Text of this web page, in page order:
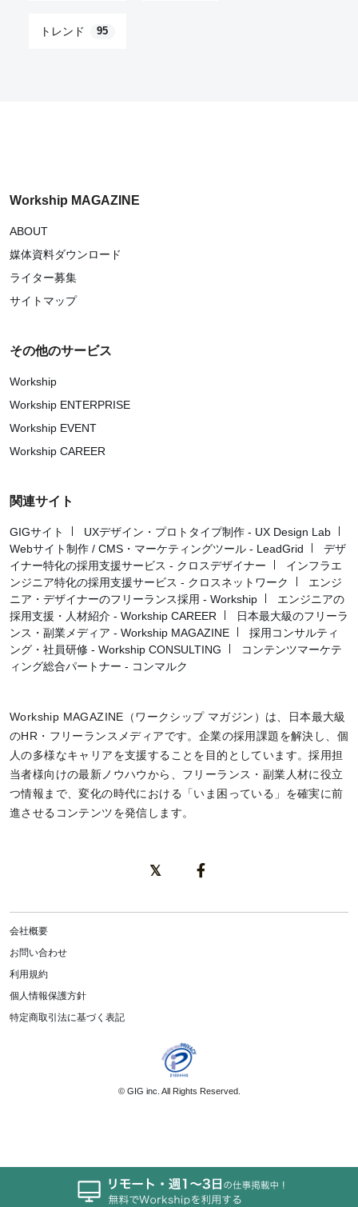
トレンド 95
Workship MAGAZINE
ABOUT
媒体資料ダウンロード
ライター募集
サイトマップ
その他のサービス
Workship
Workship ENTERPRISE
Workship EVENT
Workship CAREER
関連サイト
GIGサイト
UXデザイン・プロトタイプ制作 - UX Design Lab
Webサイト制作 / CMS・マーケティングツール - LeadGrid
デザ
イナー特化の採用支援サービス - クロスデザイナー
インフラエ
ンジニア特化の採用支援サービス - クロスネットワーク
エンジ
ニア・デザイナーのフリーランス採用 - Workship
エンジニアの
採用支援・人材紹介 - Workship CAREER
日本最大級のフリーラ
ンス・副業メディア - Workship MAGAZINE
採用コンサルティ
ング・社員研修 - Workship CONSULTING
コンテンツマーケテ
ィング総合パートナー - コンマルク
Workship MAGAZINE（ワークシップ マガジン）は、日本最大級
のHR・フリーランスメディアです。企業の採用課題を解決し、個
人の多様なキャリアを支援することを目的としています。採用担
当者様向けの最新ノウハウから、フリーランス・副業人材に役立
つ情報まで、変化の時代における「いま困っている」を確実に前
進させるコンテンツを発信します。
会社概要
お問い合わせ
利用規約
個人情報保護方針
特定商取引法に基づく表記
© GIG inc. All Rights Reserved.